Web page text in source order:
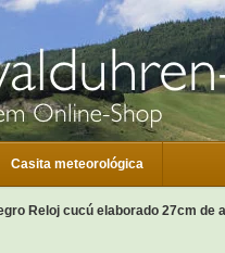
Casita meteorológica
Reloj cucú elaborado 27cm